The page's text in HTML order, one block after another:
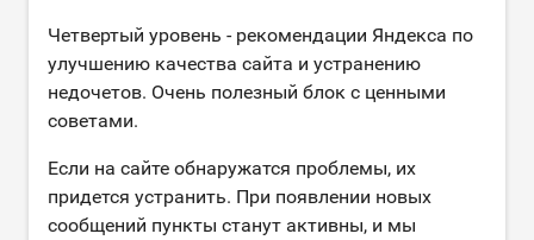
Четвертый уровень - рекомендации Яндекса по
улучшению качества сайта и устранению
недочетов. Очень полезный блок с ценными
советами.
Если на сайте обнаружатся проблемы, их
придется устранить. При появлении новых
сообщений пункты станут активны, и мы